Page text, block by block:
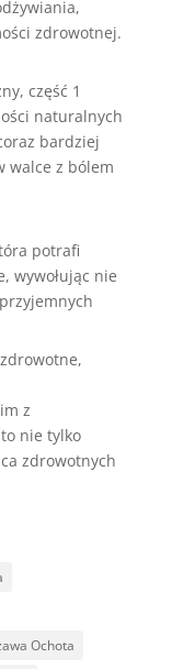
zdrowotnej.
część 1
naturalnych
bardziej
walce z bólem
potrafi
wywołując nie
z
nie tylko
zdrowotnych
Ochota